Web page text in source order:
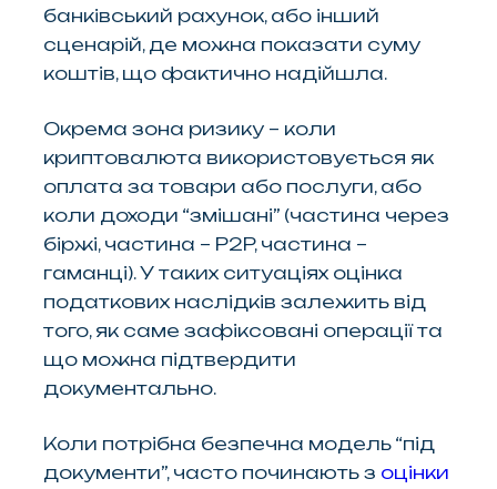
банківський рахунок, або інший
сценарій, де можна показати суму
коштів, що фактично надійшла.
Окрема зона ризику – коли
криптовалюта використовується як
оплата за товари або послуги, або
коли доходи “змішані” (частина через
біржі, частина – P2P, частина –
гаманці). У таких ситуаціях оцінка
податкових наслідків залежить від
того, як саме зафіксовані операції та
що можна підтвердити
документально.
Коли потрібна безпечна модель “під
документи”, часто починають з оцінки